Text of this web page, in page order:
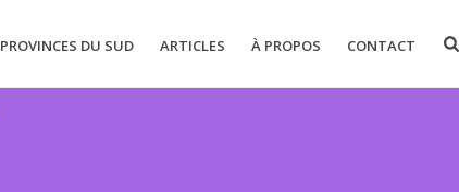
PROVINCES DU SUD ARTICLES À PROPOS CONTACT